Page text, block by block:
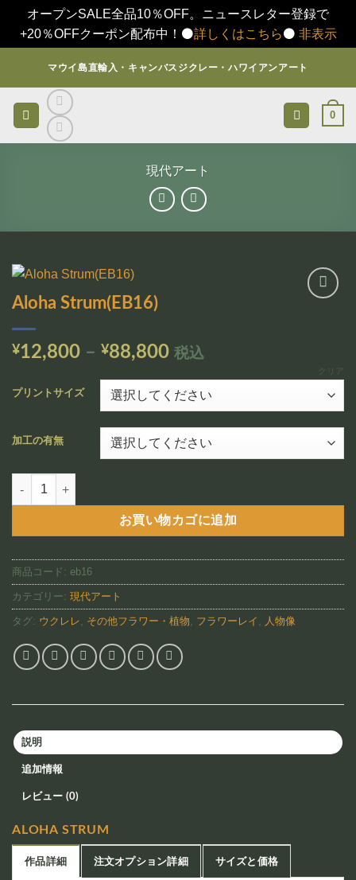
オープンSALE全品10％OFF。ニュースレター登録で
+20％OFFクーポン配布中！⚫️詳しくはこちら⚫️ 非表示
マウイ島直輸入・キャンバスジクレー・ハワイアンアート
0
現代アート
Aloha Strum(EB16)
¥12,800 – ¥88,800価
帯:
¥12,800
–
¥88,800
税込
プリントサイズ
加工の有無
クリア
Aloha Strum(EB16)個
お買い物カゴに追加
商品コード: eb16
カテゴリー: 現代アート
タグ: ウクレレ, その他フラワー・植物, フラワーレイ , 人物像
説明
追加情報
レビュー (0)
ALOHA STRUM
作品詳細 注文オプション詳細 サイズと価格